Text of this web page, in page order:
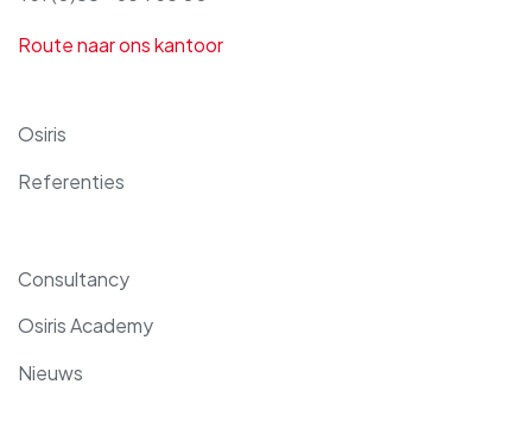
Route naar ons kantoor
Osiris
Referenties
Consultancy
Osiris Academy
Nieuws